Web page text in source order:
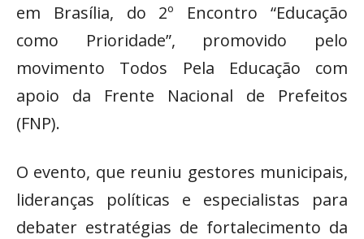
em Brasília, do 2º Encontro “Educação
como Prioridade”, promovido pelo
movimento Todos Pela Educação com
apoio da Frente Nacional de Prefeitos
(FNP).
O evento, que reuniu gestores municipais,
lideranças políticas e especialistas para
debater estratégias de fortalecimento da